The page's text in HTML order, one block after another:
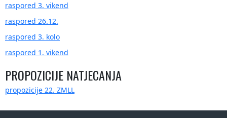
raspored 3. vikend
raspored 26.12.
raspored 3. kolo
raspored 1. vikend
PROPOZICIJE NATJECANJA
propozicije 22. ZMLL